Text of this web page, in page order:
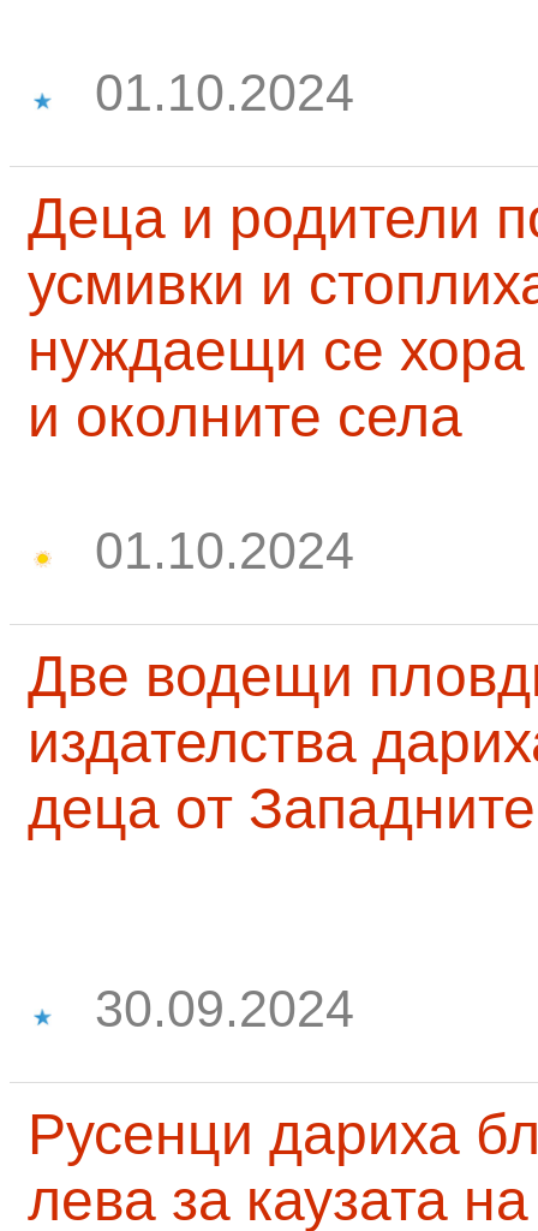
01.10.2024
Деца и родители
усмивки и
нуждаещи се
и околните села
01.10.2024
Две водещи
издателства
деца от
30.09.2024
Русенци дариха
лева за каузата